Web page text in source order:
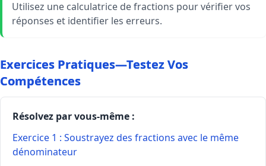
Utilisez une calculatrice de fractions pour vérifier vos
réponses et identifier les erreurs.
Exercices Pratiques—Testez Vos
Compétences
Résolvez par vous-même :
Exercice 1 : Soustrayez des fractions avec le même
dénominateur